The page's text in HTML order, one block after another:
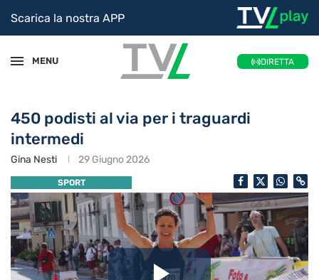
Scarica la nostra APP
MENU DIRETTA
450 podisti al via per i traguardi
intermedi
Gina Nesti 29 Giugno 2026
SPORT